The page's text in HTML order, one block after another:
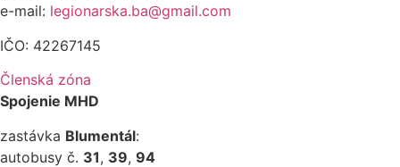
e-mail: legionarska.ba@gmail.com
IČO: 42267145
Členská zóna
Spojenie MHD
zastávka Blumentál:
autobusy č. 31, 39, 94